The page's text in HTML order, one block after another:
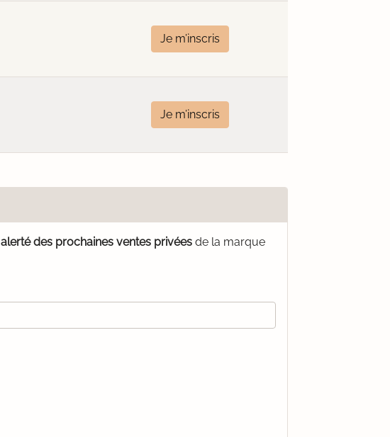
Je m’inscris
Je m’inscris
alerté des prochaines ventes privées de la marque